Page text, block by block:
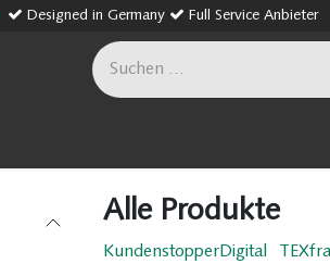
Designed in Germany Full Service Anbieter
Alle Produkte
KundenstopperDigital